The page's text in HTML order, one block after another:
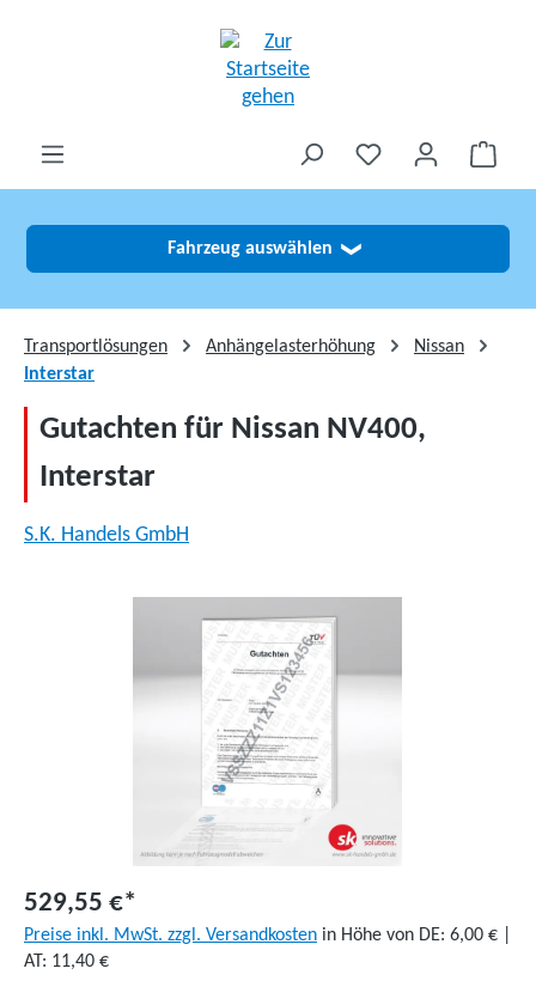
Fahrzeug auswählen ❯
Transportlösungen Anhängelasterhöhung
Nissan
Interstar
Gutachten für Nissan NV400,
Interstar
S.K. Handels GmbH
529,55 €*
Preise inkl. MwSt. zzgl. Versandkosten in Höhe von DE: 6,00 € |
AT: 11,40 €